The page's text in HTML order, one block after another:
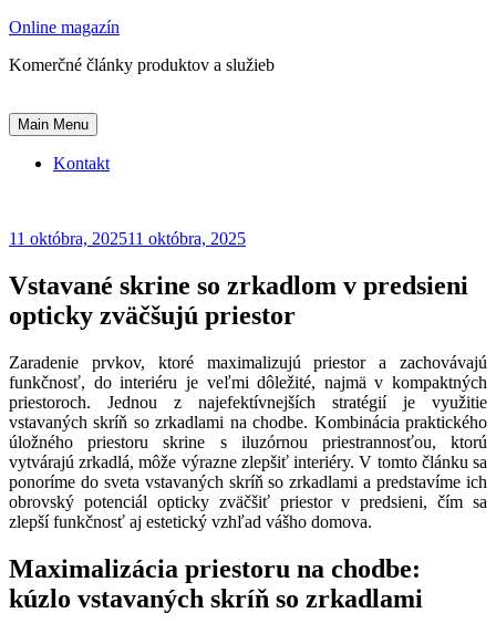
Skip
content
Online magazín
Komerčné články produktov a služieb
Main Menu
Kontakt
11 októbra, 202511 októbra, 2025
Vstavané skrine so zrkadlom v predsieni
opticky zväčšujú priestor
Zaradenie prvkov, ktoré maximalizujú priestor a zachovávajú
funkčnosť, do interiéru je veľmi dôležité, najmä v kompaktných
priestoroch. Jednou z najefektívnejších stratégií je využitie
vstavaných skríň so zrkadlami na chodbe. Kombinácia praktického
úložného priestoru skrine s iluzórnou priestrannosťou, ktorú
vytvárajú zrkadlá, môže výrazne zlepšiť interiéry. V tomto článku sa
ponoríme do sveta vstavaných skríň so zrkadlami a predstavíme ich
obrovský potenciál opticky zväčšiť priestor v predsieni, čím sa
zlepší funkčnosť aj estetický vzhľad vášho domova.
Maximalizácia priestoru na chodbe:
kúzlo vstavaných skríň so zrkadlami